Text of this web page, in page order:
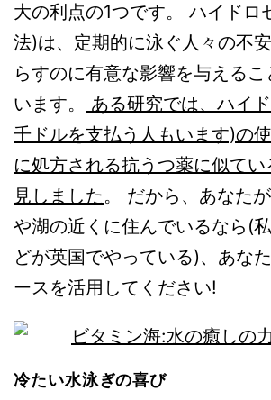
大の利点の1つです。 ハイドロ
法)は、定期的に泳ぐ人々の不
らすのに有意な影響を与える
います。
ある研究では、ハイ
千ドルを支払う人もいます)の
に処方される抗うつ薬に似て
見しました。 だから、あなた
や湖の近くに住んでいるなら(
どが英国でやっている)、あな
ースを活用してください!
冷たい水泳ぎの喜び